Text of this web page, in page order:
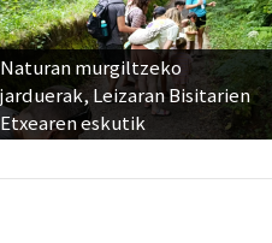
Naturan murgiltzeko
jarduerak, Leizaran Bisitarien
Etxearen eskutik